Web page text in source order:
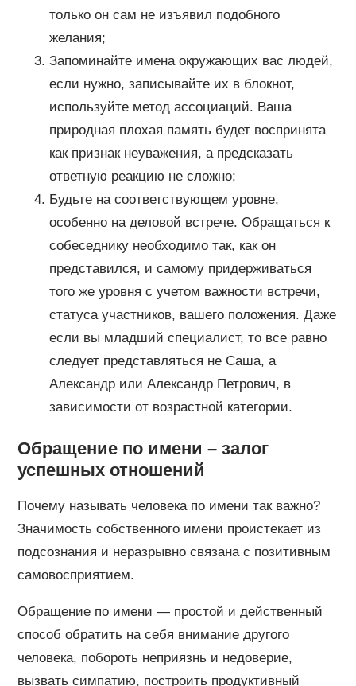
только он сам не изъявил подобного
желания;
Запоминайте имена окружающих вас людей,
если нужно, записывайте их в блокнот,
используйте метод ассоциаций. Ваша
природная плохая память будет воспринята
как признак неуважения, а предсказать
ответную реакцию не сложно;
Будьте на соответствующем уровне,
особенно на деловой встрече. Обращаться к
собеседнику необходимо так, как он
представился, и самому придерживаться
того же уровня с учетом важности встречи,
статуса участников, вашего положения. Даже
если вы младший специалист, то все равно
следует представляться не Саша, а
Александр или Александр Петрович, в
зависимости от возрастной категории.
Обращение по имени – залог
успешных отношений
Почему называть человека по имени так важно?
Значимость собственного имени проистекает из
подсознания и неразрывно связана с позитивным
самовосприятием.
Обращение по имени — простой и действенный
способ обратить на себя внимание другого
человека, побороть неприязнь и недоверие,
вызвать симпатию, построить продуктивный